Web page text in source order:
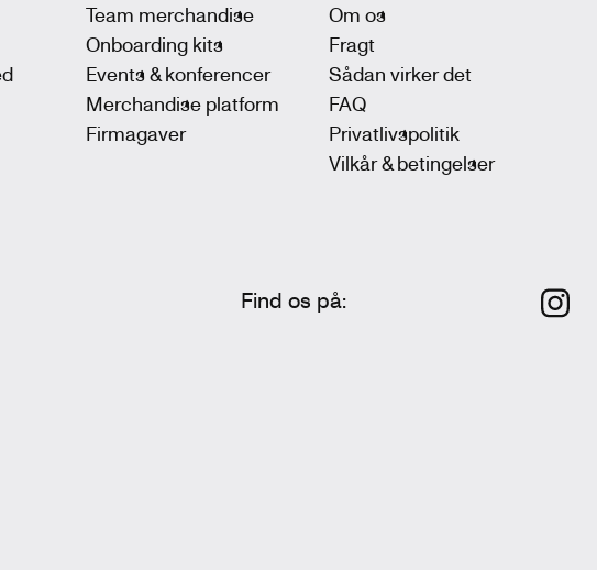
Team merchandise
Onboarding kits
Events & konferencer
Merchandise platform
Firmagaver
Om os
Fragt
Sådan virker det
FAQ
Privatlivspolitik
Vilkår & betingelser
Find os på: